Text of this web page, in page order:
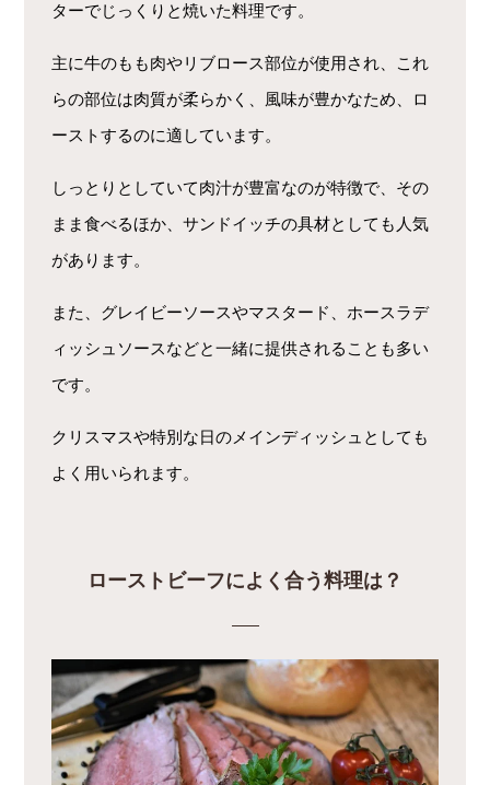
ターでじっくりと焼いた料理です。
主に牛のもも肉やリブロース部位が使用され、これ
らの部位は肉質が柔らかく、風味が豊かなため、ロ
ーストするのに適しています。
しっとりとしていて肉汁が豊富なのが特徴で、その
まま食べるほか、サンドイッチの具材としても人気
があります。
また、グレイビーソースやマスタード、ホースラデ
ィッシュソースなどと一緒に提供されることも多い
です。
クリスマスや特別な日のメインディッシュとしても
よく用いられます。
ローストビーフによく合う料理は？